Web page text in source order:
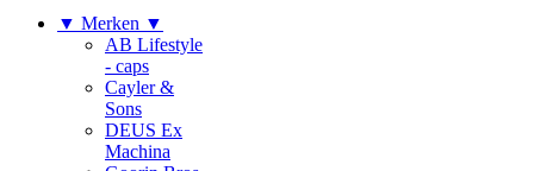
▼ Merken ▼
AB Lifestyle
- caps
Cayler &
Sons
DEUS Ex
Machina